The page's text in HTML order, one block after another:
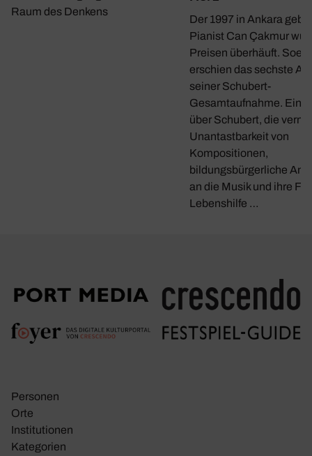
Raum des Denkens
Der 1997 in Ankara
Pianist Can Çakmur
Preisen überhäuft.
erschien das sechste
seiner Schubert-
Gesamtaufnahme. Ein
über Schubert, die
Unantastbarkeit von
Kompositionen,
bildungsbürgerliche
an die Musik und ihre
Lebenshilfe …
Personen
Orte
Insti­tu­tionen
Kate­go­rien